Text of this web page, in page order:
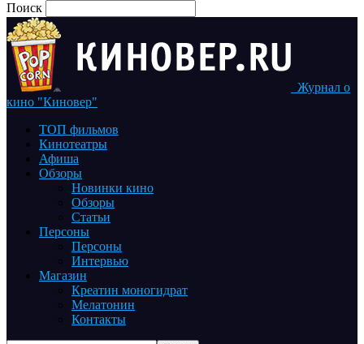
Поиск
Журнал о
кино "Киновер"
ТОП фильмов
Кинотеатры
Афиша
Обзоры
Новинки кино
Обзоры
Статьи
Персоны
Персоны
Интервью
Магазин
Креатин моногидрат
Мелатонин
Контакты